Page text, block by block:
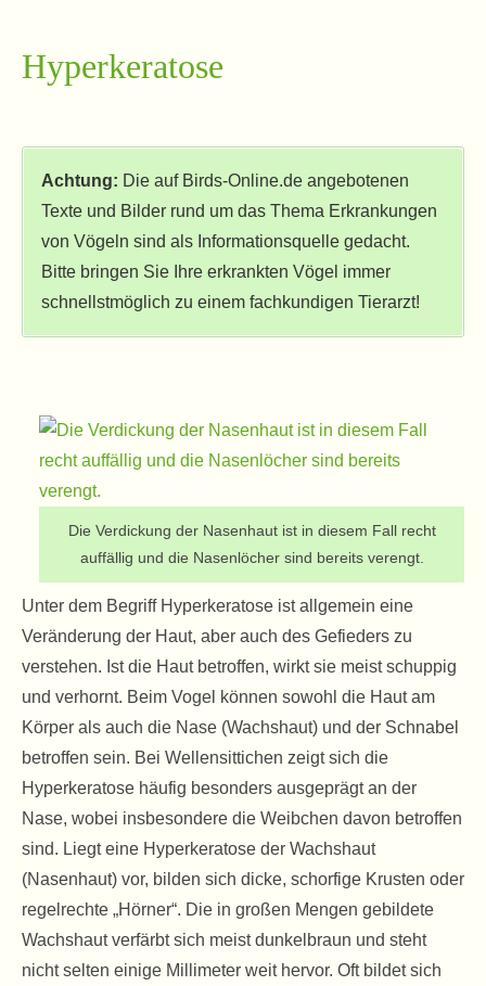
Hyperkeratose
Achtung: Die auf Birds-Online.de angebotenen
Texte und Bilder rund um das Thema Erkrankungen
von Vögeln sind als Informationsquelle gedacht.
Bitte bringen Sie Ihre erkrankten Vögel immer
schnellstmöglich zu einem fachkundigen Tierarzt!
Die Verdickung der Nasenhaut ist in diesem Fall recht
auffällig und die Nasenlöcher sind bereits verengt.
Unter dem Begriff Hyperkeratose ist allgemein eine
Veränderung der Haut, aber auch des Gefieders zu
verstehen. Ist die Haut betroffen, wirkt sie meist schuppig
und verhornt. Beim Vogel können sowohl die Haut am
Körper als auch die Nase (Wachshaut) und der Schnabel
betroffen sein. Bei Wellensittichen zeigt sich die
Hyperkeratose häufig besonders ausgeprägt an der
Nase, wobei insbesondere die Weibchen davon betroffen
sind. Liegt eine Hyperkeratose der Wachshaut
(Nasenhaut) vor, bilden sich dicke, schorfige Krusten oder
regelrechte „Hörner“. Die in großen Mengen gebildete
Wachshaut verfärbt sich meist dunkelbraun und steht
nicht selten einige Millimeter weit hervor. Oft bildet sich